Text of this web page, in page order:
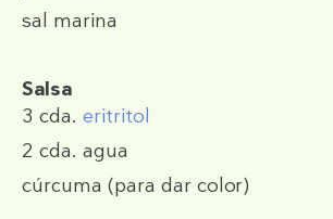
sal marina
Salsa
3 cda. eritritol
2 cda. agua
cúrcuma (para dar color)